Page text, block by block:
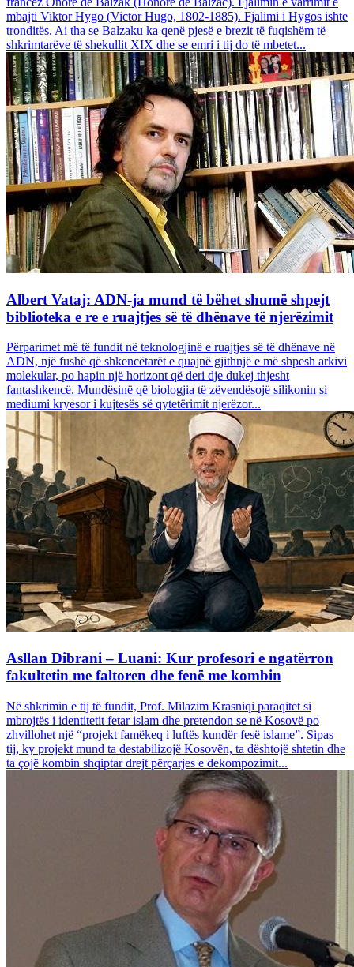
mbajti Viktor Hygo (Victor Hugo, 1802-1885). Fjalimi i Hygos ishte
tronditës. Ai tha se Balzaku ka qenë pjesë e brezit të fuqishëm të
shkrimtarëve të shekullit XIX dhe se emri i tij do të mbetet...
Albert Vataj: ADN-ja mund të bëhet shumë shpejt
biblioteka e re e ruajtjes së të dhënave të njerëzimit
Përparimet më të fundit në teknologjinë e ruajtjes së të dhënave në
ADN, një fushë që shkencëtarët e quajnë gjithnjë e më shpesh arkivi
molekular, po hapin një horizont që deri dje dukej thjesht
fantashkencë. Mundësinë që biologjia të zëvendësojë silikonin si
mediumi kryesor i kujtesës së qytetërimit njerëzor...
Asllan Dibrani – Luani: Kur profesori e ngatërron
fakultetin me faltoren dhe fenë me kombin
Në shkrimin e tij të fundit, Prof. Milazim Krasniqi paraqitet si
mbrojtës i identitetit fetar islam dhe pretendon se në Kosovë po
zhvillohet një “projekt famëkeq i luftës kundër fesë islame”. Sipas
tij, ky projekt mund ta destabilizojë Kosovën, ta dështojë shtetin dhe
ta çojë kombin shqiptar drejt përçarjes e dekompozimit...